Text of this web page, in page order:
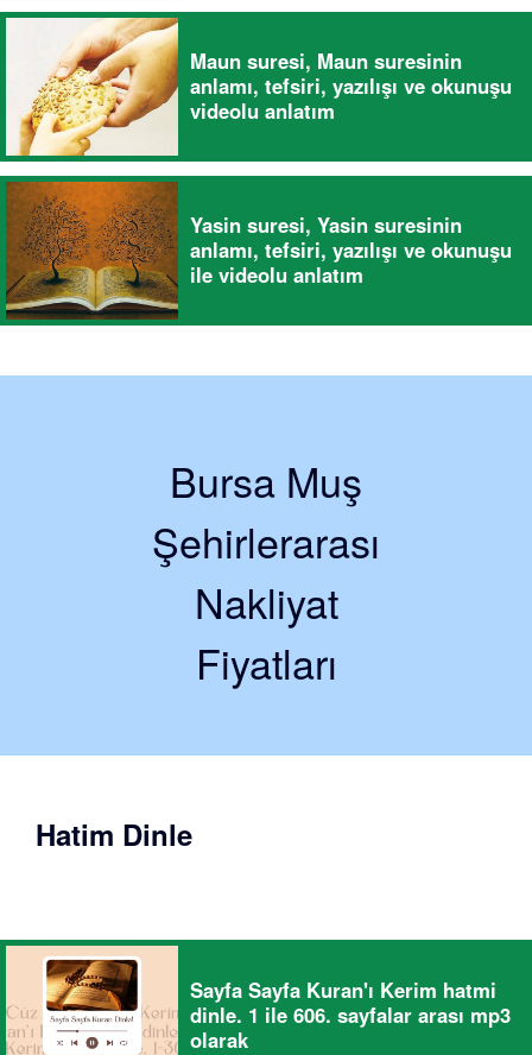
Maun suresi, Maun suresinin
anlamı, tefsiri, yazılışı ve okunuşu
videolu anlatım
Yasin suresi, Yasin suresinin
anlamı, tefsiri, yazılışı ve okunuşu
ile videolu anlatım
Bursa Muş
Şehirlerarası
Nakliyat
Fiyatları
Hatim Dinle
Sayfa Sayfa Kuran'ı Kerim hatmi
dinle. 1 ile 606. sayfalar arası mp3
olarak